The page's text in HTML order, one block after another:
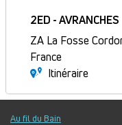
2ED - AVRANCHES
ZA La Fosse
France
Itinéraire
Fermé
Jour
Plage
Lundi :
Au fil du Bain